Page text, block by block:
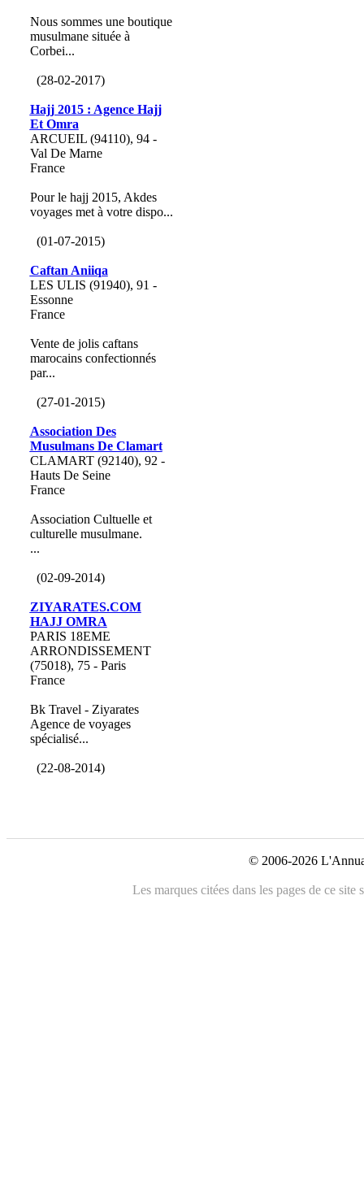
Nous sommes une boutique
musulmane située à
Corbei...
(28-02-2017)
Hajj 2015 : Agence Hajj
Et Omra
ARCUEIL (94110), 94 -
Val De Marne
France
Pour le hajj 2015, Akdes
voyages met à votre dispo...
(01-07-2015)
Caftan Aniiqa
LES ULIS (91940), 91 -
Essonne
France
Vente de jolis caftans
marocains confectionnés
par...
(27-01-2015)
Association Des
Musulmans De Clamart
CLAMART (92140), 92 -
Hauts De Seine
France
Association Cultuelle et
culturelle musulmane.
...
(02-09-2014)
ZIYARATES.COM
HAJJ OMRA
PARIS 18EME
ARRONDISSEMENT
(75018), 75 - Paris
France
Bk Travel - Ziyarates
Agence de voyages
spécialisé...
(22-08-2014)
© 2006-2026
Les marques citées dans les pages de ce